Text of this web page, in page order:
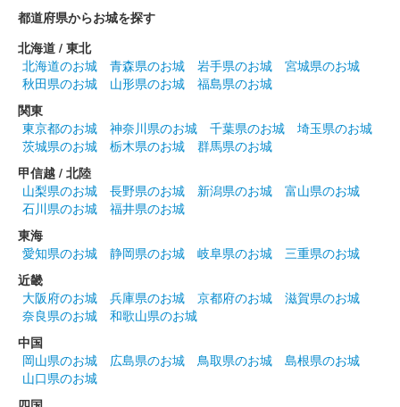
都道府県からお城を探す
北海道 / 東北
北海道のお城
青森県のお城 岩手県のお城
宮城県のお城
秋田県のお城
山形県のお城
福島県のお城
関東
東京都のお城
神奈川県のお城 千葉県のお城
埼玉県のお城
茨城県のお城
栃木県のお城
群馬県のお城
甲信越 / 北陸
山梨県のお城
長野県のお城 新潟県のお城
富山県のお城
石川県のお城
福井県のお城
東海
愛知県のお城
静岡県のお城 岐阜県のお城
三重県のお城
近畿
大阪府のお城
兵庫県のお城 京都府のお城
滋賀県のお城
奈良県のお城
和歌山県のお城
中国
岡山県のお城
広島県のお城 鳥取県のお城
島根県のお城
山口県のお城